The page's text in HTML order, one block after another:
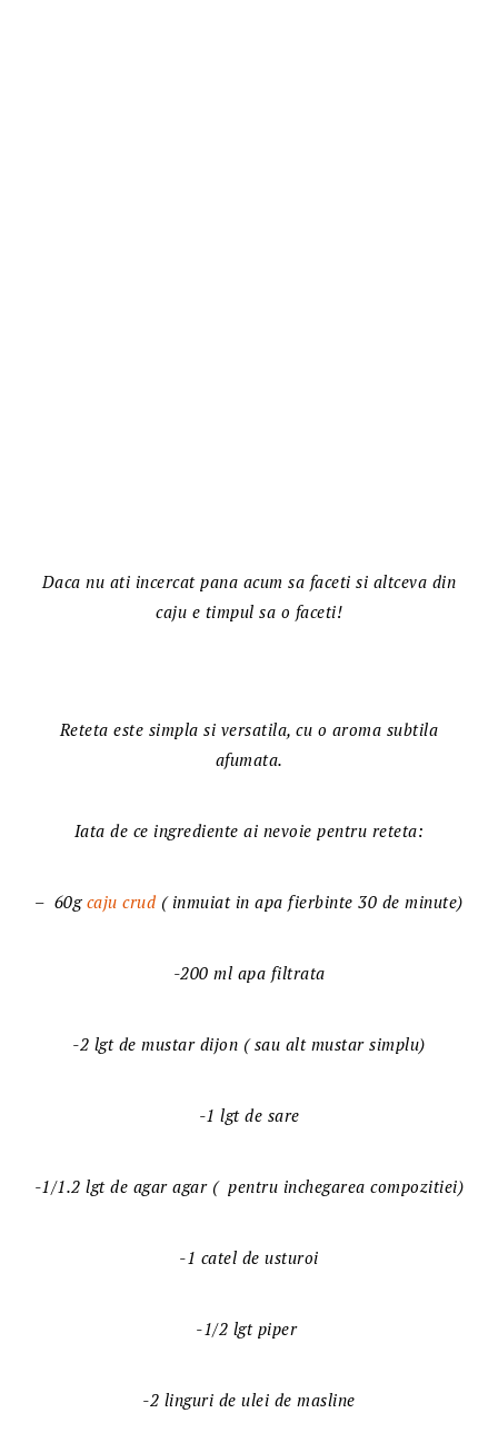
Daca nu ati incercat pana acum sa faceti si altceva din
caju e timpul sa o faceti!
Reteta este simpla si versatila, cu o aroma subtila
afumata.
Iata de ce ingrediente ai nevoie pentru reteta:
– 60g caju crud ( inmuiat in apa fierbinte 30 de minute)
-200 ml apa filtrata
-2 lgt de mustar dijon ( sau alt mustar simplu)
-1 lgt de sare
-1/1.2 lgt de agar agar ( pentru inchegarea compozitiei)
-1 catel de usturoi
-1/2 lgt piper
-2 linguri de ulei de masline